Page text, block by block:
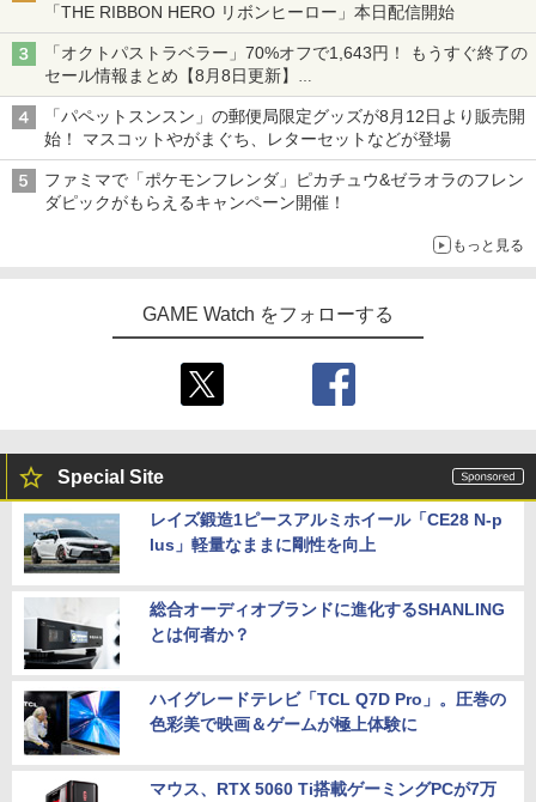
「THE RIBBON HERO リボンヒーロー」本日配信開始
「オクトパストラベラー」70%オフで1,643円！ もうすぐ終了の
セール情報まとめ【8月8日更新】
ニンテンドーeショップでは「大神 絶景版」が67%オフで990円
「パペットスンスン」の郵便局限定グッズが8月12日より販売開
始！ マスコットやがまぐち、レターセットなどが登場
ファミマで「ポケモンフレンダ」ピカチュウ&ゼラオラのフレン
ダピックがもらえるキャンペーン開催！
もっと見る
GAME Watch をフォローする
Special Site
レイズ鍛造1ピースアルミホイール「CE28 N-p
lus」軽量なままに剛性を向上
総合オーディオブランドに進化するSHANLING
とは何者か？
ハイグレードテレビ「TCL Q7D Pro」。圧巻の
色彩美で映画＆ゲームが極上体験に
マウス、RTX 5060 Ti搭載ゲーミングPCが7万